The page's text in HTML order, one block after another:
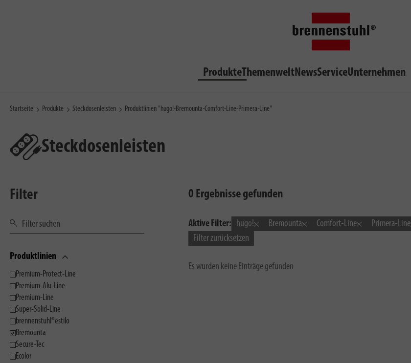
ProdukteThemenweltNewsServiceUnternehmen
Startseite Produkte Steckdosenleisten Produktlinien "hugo!-Bremounta-Comfort-Line-Primera-Line"
Steckdosenleisten
Filter
Produktlinien
Premium-Protect-Line
Premium-Alu-Line
Premium-Line
Super-Solid-Line
brennenstuhl®estilo
Bremounta
Secure-Tec
Ecolor
0 Ergebnisse gefunden
Aktive Filter: hugo! Bremounta Comfort-Line Primera-Line
Filter zurücksetzen
Es wurden keine Einträge gefunden